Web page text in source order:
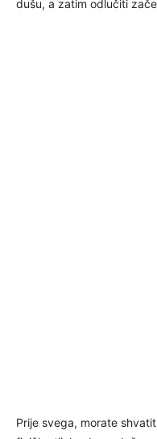
dušu, a zatim odlučiti
Prije svega, morate